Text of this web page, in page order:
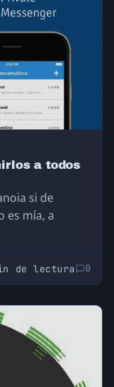
a todos
si de
es mía, a
de lectura 0